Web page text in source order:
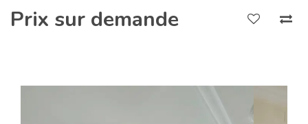
Prix sur demande